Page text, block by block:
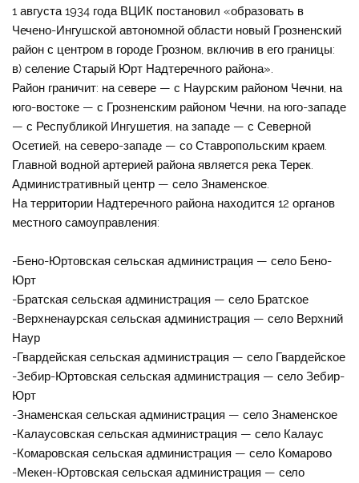
1 августа 1934 года ВЦИК постановил «образовать в
Чечено-Ингушской автономной области новый Грозненский
район с центром в городе Грозном, включив в его границы:
в) селение Старый Юрт Надтеречного района».
Район граничит: на севере — с Наурским районом Чечни, на
юго-востоке — с Грозненским районом Чечни, на юго-западе
— с Республикой Ингушетия, на западе — с Северной
Осетией, на северо-западе — со Ставропольским краем.
Главной водной артерией района является река Терек.
Административный центр — село Знаменское.
На территории Надтеречного района находится 12 органов
местного самоуправления:
-Бено-Юртовская сельская администрация — село Бено-
Юрт
-Братская сельская администрация — село Братское
-Верхненаурская сельская администрация — село Верхний
Наур
-Гвардейская сельская администрация — село Гвардейское
-Зебир-Юртовская сельская администрация — село Зебир-
Юрт
-Знаменская сельская администрация — село Знаменское
-Калаусовская сельская администрация — село Калаус
-Комаровская сельская администрация — село Комарово
-Мекен-Юртовская сельская администрация — село